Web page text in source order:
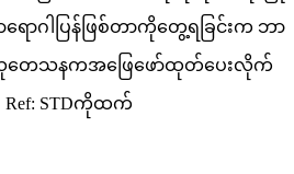
ာဂါပြန်ဖြစ်တာကိုတွေ့ရခြင်းက ဘာ
ေသနကအဖြေဖော်ထုတ်ပေးလိုက်
STDကိုထက်